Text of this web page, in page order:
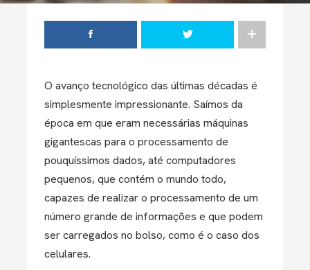
O avanço tecnológico das últimas décadas é
simplesmente impressionante. Saímos da
época em que eram necessárias máquinas
gigantescas para o processamento de
pouquíssimos dados, até computadores
pequenos, que contém o mundo todo,
capazes de realizar o processamento de um
número grande de informações e que podem
ser carregados no bolso, como é o caso dos
celulares.